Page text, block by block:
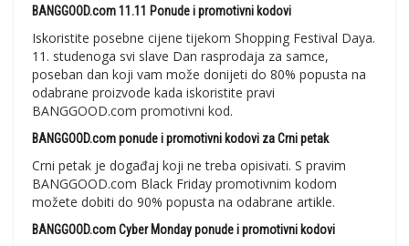
BANGGOOD.com 11.11 Ponude i promotivni kodovi
Iskoristite posebne cijene tijekom Shopping Festival Daya.
11. studenoga svi slave Dan rasprodaja za samce,
poseban dan koji vam može donijeti do 80% popusta na
odabrane proizvode kada iskoristite pravi
BANGGOOD.com promotivni kod.
BANGGOOD.com ponude i promotivni kodovi za Crni petak
Crni petak je događaj koji ne treba opisivati. S pravim
BANGGOOD.com Black Friday promotivnim kodom
možete dobiti do 90% popusta na odabrane artikle.
BANGGOOD.com Cyber ​​Monday ponude i promotivni kodovi